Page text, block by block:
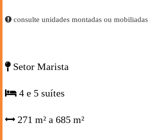
consulte unidades montadas ou
Setor Marista
4 e 5 suítes
271 m² a 685 m²